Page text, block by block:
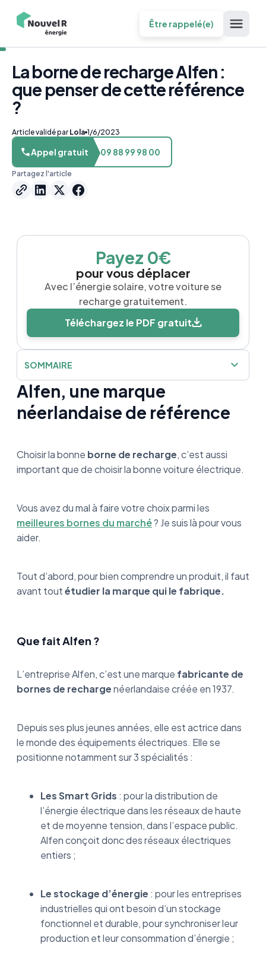
Être rappelé(e)
La borne de recharge Alfen :
que penser de cette référence
?
Article validé par Lola 1/6/2023
Appel gratuit 09 88 99 98 00
Partagez l'article
Alfen, une marque
néerlandaise de référence
Choisir la bonne borne de recharge, c’est aussi
important que de choisir la bonne voiture électrique.
Vous avez du mal à faire votre choix parmi les
meilleures bornes du marché? Je suis là pour vous
aider.
Tout d’abord, pour bien comprendre un produit, il faut
avant toutétudier la marque qui le fabrique.
Que fait Alfen ?
L’entreprise Alfen, c’est une marque fabricante de
bornes de rechargenéerlandaise créée en 1937.
Depuis ses plus jeunes années, elle est actrice dans
le monde des équipements électriques. Elle se
positionne notamment sur 3 spécialités :
Les Smart Grids : pour la distribution de
l’énergie électrique dans les réseaux de haute
et de moyenne tension, dans l’espace public.
Alfen conçoit donc des réseaux électriques
entiers ;
Le stockage d’énergie : pour les entreprises
industrielles qui ont besoin d’un stockage
fonctionnel et durable, pour synchroniser leur
production et leur consommation d’énergie ;
Payez 0€
pour vous déplacer
Avec l’énergie solaire, votre voiture se
recharge gratuitement.
Téléchargez le PDF gratuit
SOMMAIRE
Alfen, une marque néerlandaise de
référence
Où se situe la Eve Single Pro-Line par rapport
Les avantages et inconvénients de la borne
Alfen
Qu’en pensent les utilisateurs ?
Mon avis d’expert
La borne Alfen est-elle éligible à des aides ?